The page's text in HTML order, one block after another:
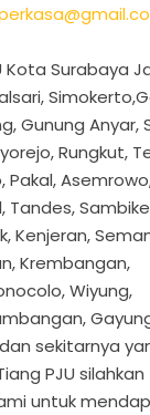
Kota Surabaya
Gunung Anyar,
Rungkut,
Pakal,
Tandes,
Kenjeran,
Krembangan,
Wiyung,
sekitarnya
PJU silahkan
untuk